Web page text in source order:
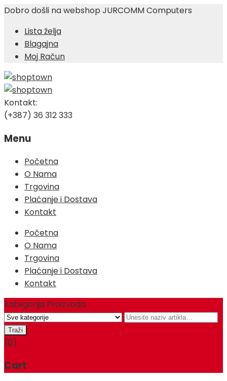
Dobro došli na webshop JURCOMM Computers
Lista želja
Blagajna
Moj Račun
Kontakt:
(+387) 36 312 333
Menu
Skip
content
Početna
O Nama
Trgovina
Plaćanje i Dostava
Kontakt
Početna
O Nama
Trgovina
Plaćanje i Dostava
Kontakt
Kategorija Proizvoda
(0)
Cart